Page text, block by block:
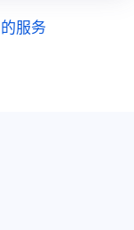
服务